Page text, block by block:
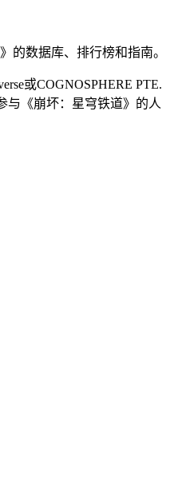
的数据库、排行榜和指南。
或COGNOSPHERE PTE.
与《崩坏：星穹铁道》的人